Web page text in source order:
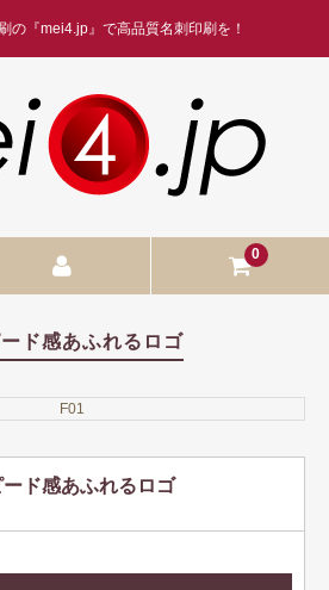
の『mei4.jp』で高品質名刺印刷を！
0
ド感あふれるロゴ
ド感あふれるロゴ